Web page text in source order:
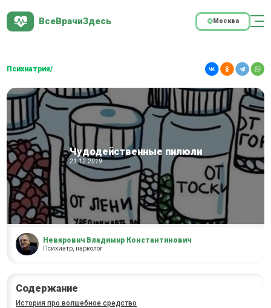
ВсеВрачиЗдесь Москва
Психиатрия/
Чудодейственные пилюли
21.12.2019
Невярович Владимир Константинович
Психиатр, нарколог
Содержание
История про волшебное средство